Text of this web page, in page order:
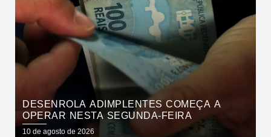
DESENROLA ADIMPLENTES COMEÇA A
OPERAR NESTA SEGUNDA-FEIRA
10 de agosto de 2026